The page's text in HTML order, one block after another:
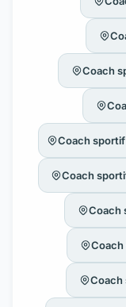
Coach
Coach
Coach
Coach
Coach
Coach